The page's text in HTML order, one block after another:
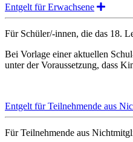
Entgelt für Erwachsene Expand
Für Schüler/-innen, die das 18.
Bei Vorlage einer aktuellen
unter der Voraussetzung, dass
Entgelt für Teilnehmende aus
Für Teilnehmende aus